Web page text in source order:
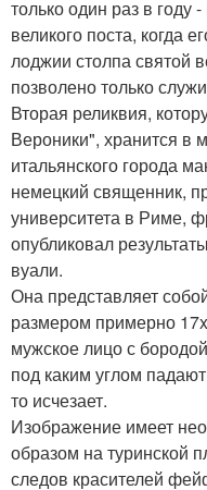
только один раз в году
великого поста, когда
лоджии столпа святой
позволено только
Вторая реликвия,
Вероники", хранится в
итальянского города
немецкий священник,
университета в Риме,
опубликовал
вуали.
Она представляет
размером примерно
мужское лицо с
под каким углом
то исчезает.
Изображение имеет
образом на туринской
следов красителей